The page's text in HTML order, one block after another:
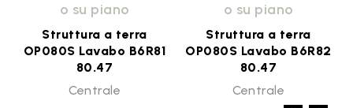
o su piano
Struttura a terra
OP080S Lavabo B6R81
80.47
Centrale
o su piano
Struttura a terra
OP080S Lavabo B6R82
80.47
Centrale